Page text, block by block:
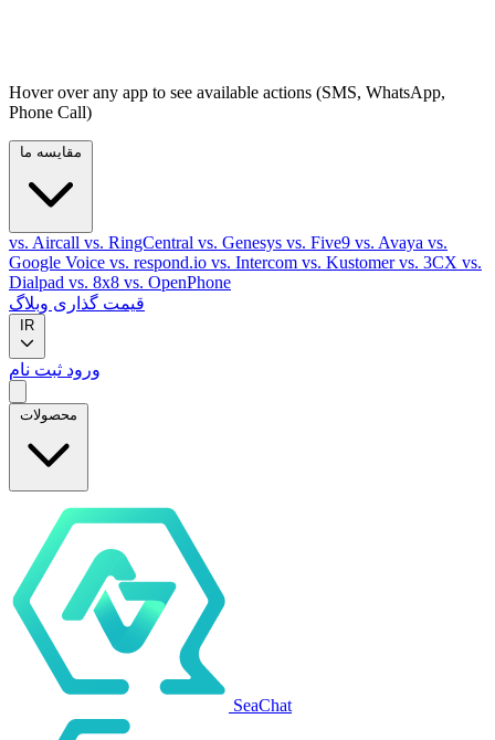
Hover over any app to see available actions (SMS, WhatsApp,
Phone Call)
vs. Aircall vs. RingCentral vs. Genesys vs. Five9 vs. Avaya vs.
Google Voice vs. respond.io vs. Intercom vs. Kustomervs. 3CX vs.
Dialpad vs. 8x8 vs. OpenPhone
قیمت گذاری وبلاگ
IR
ورود ثبت نام
محصولات
SeaChat